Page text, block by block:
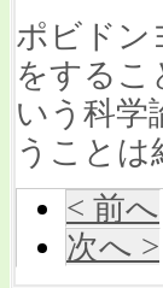
ポビドン
をするこ
いう科学
うことは
< 前へ
次へ >